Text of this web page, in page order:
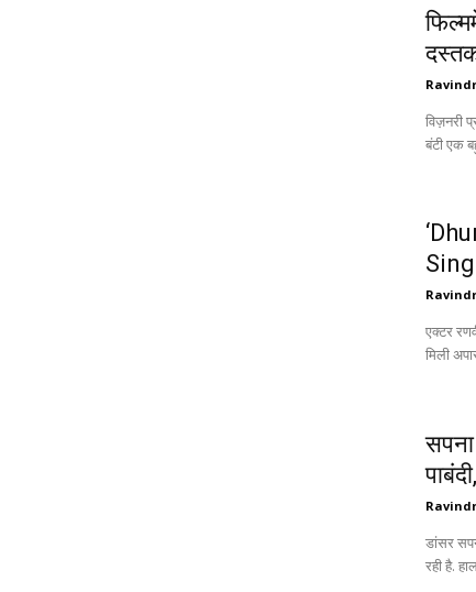
विज़नरी
बंटी एक
एक्टर
मिली
डांसर
रही है.